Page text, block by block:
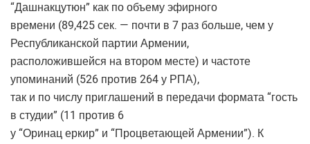
“Дашнакцутюн” как по объему эфирного
времени (89,425 сек. — почти в 7 раз больше, чем у
Республиканской партии Армении,
расположившейся на втором месте) и частоте
упоминаний (526 против 264 у РПА),
так и по числу приглашений в передачи формата “гость
в студии” (11 против 6
у “Оринац еркир” и “Процветающей Армении”). К